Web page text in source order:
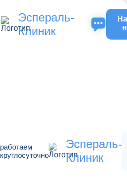
Эспераль-
Клиник
работаем
круглосуточно
Эспераль-
Клиник